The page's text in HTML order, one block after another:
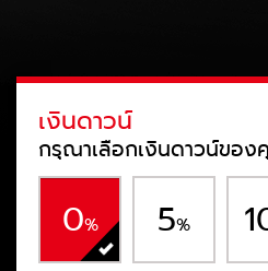
เงินดาวน์
กรุณาเลือกเงินดาวน์ขอ
0% 5%